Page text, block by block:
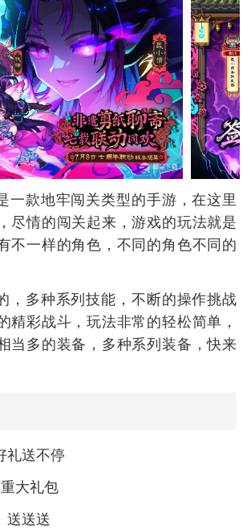
一款地牢闯关类型的手游，在这里
尽情的闯关起来，游戏的玩法就是
不一样的角色，不同的角色不同的
，多种系列技能，不断的操作挑战
精彩战斗，玩法非常的轻松简单，
当多的装备，多种系列装备，快来
礼送不停
大礼包
送送送